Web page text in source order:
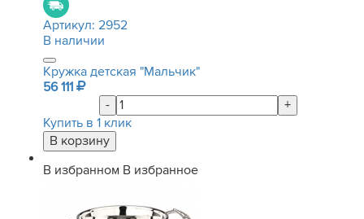
Артикул: 2952
В наличии
Кружка детская "Мальчик"
56 111
-
+
Купить в 1 клик
В избранном В избранное